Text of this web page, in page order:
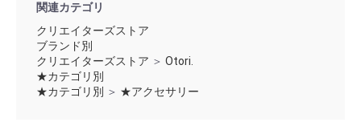
関連カテゴリ
クリエイターズストア
ブランド別
クリエイターズストア ＞ Otori.
★カテゴリ別
★カテゴリ別 ＞ ★アクセサリー